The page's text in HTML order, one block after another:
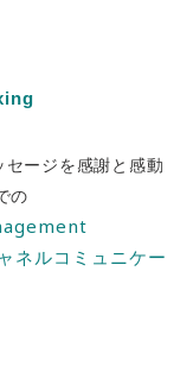
ージを感謝と感動
の
ネルコミュニケー